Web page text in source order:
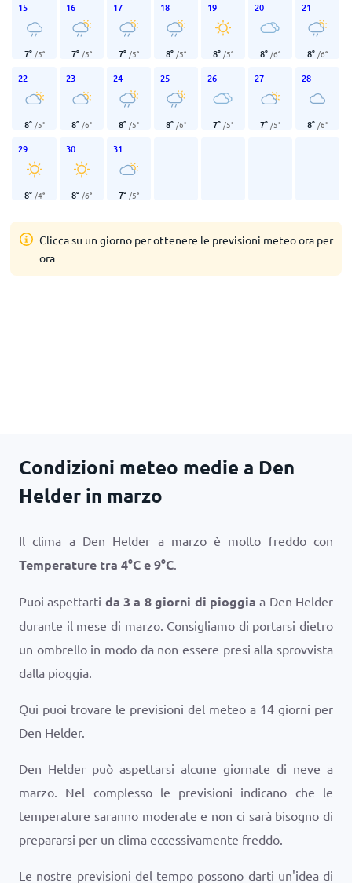
15
7° /5°
16
7° /5°
17
7° /5°
18
8° /5°
19
8° /5°
20
8° /6°
21
8° /6°
22
8° /5°
23
8° /6°
24
8° /5°
25
8° /6°
26
7° /5°
27
7° /5°
28
8° /6°
29
8° /4°
30
8° /6°
31
7° /5°
Clicca su un giorno per ottenere le previsioni meteo ora per
ora
Condizioni meteo medie a Den
Helder in marzo
Il clima a Den Helder a marzo è molto freddo con
Temperature tra 4°Ce9°C.
Puoi aspettarti da 3 a 8 giorni di pioggia a Den Helder
durante il mese di marzo. Consigliamo di portarsi dietro
un ombrello in modo da non essere presi alla sprovvista
dalla pioggia.
Qui puoi trovare le previsioni del meteo a 14 giorni per
Den Helder.
Den Helder può aspettarsi alcune giornate di neve a
marzo. Nel complesso le previsioni indicano che le
temperature saranno moderate e non ci sarà bisogno di
prepararsi per un clima eccessivamente freddo.
Le nostre previsioni del tempo possono darti un'idea di